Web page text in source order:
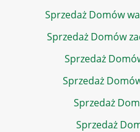
Sprzedaż Domów
Sprzedaż Domów
Sprzedaż
Sprzedaż
Sprzedaż
Sprzedaż